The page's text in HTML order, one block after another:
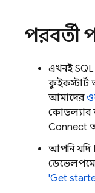
পরবর্তী
এখনই
কুইকস্টার্ট
আমাদের
কোডল্যাব
Connect
আপনি যদি
'Get